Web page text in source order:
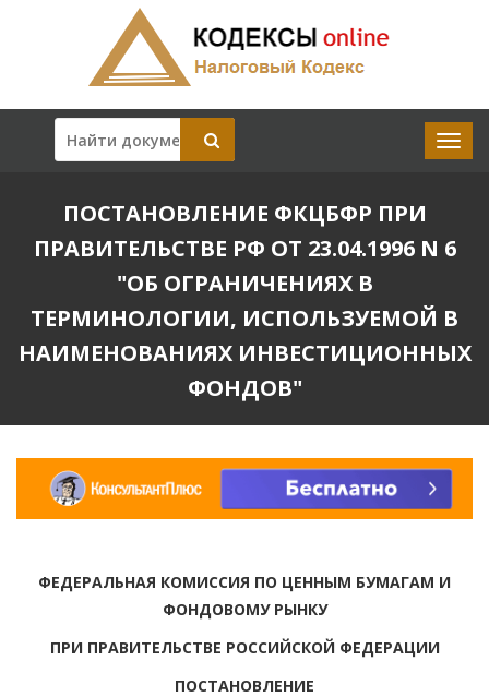
ПОСТАНОВЛЕНИЕ ФКЦБФР ПРИ
ПРАВИТЕЛЬСТВЕ РФ ОТ 23.04.1996 N 6
"ОБ ОГРАНИЧЕНИЯХ В
ТЕРМИНОЛОГИИ, ИСПОЛЬЗУЕМОЙ В
НАИМЕНОВАНИЯХ ИНВЕСТИЦИОННЫХ
ФОНДОВ"
ФЕДЕРАЛЬНАЯ КОМИССИЯ ПО ЦЕННЫМ БУМАГАМ И
ФОНДОВОМУ РЫНКУ
ПРИ ПРАВИТЕЛЬСТВЕ РОССИЙСКОЙ ФЕДЕРАЦИИ
ПОСТАНОВЛЕНИЕ